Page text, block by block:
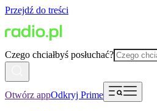
Przejdź do treści
Czego chciałbyś posłuchać?
Otwórz appOdkryj Prime